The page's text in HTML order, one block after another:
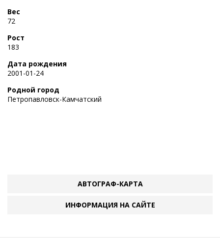
Вес
72
Рост
183
Дата рождения
2001-01-24
Родной город
Петропавловск-Камчатский
АВТОГРАФ-КАРТА
ИНФОРМАЦИЯ НА САЙТЕ